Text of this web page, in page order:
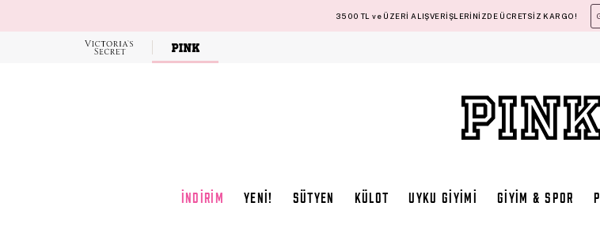
3500 TL ve ÜZERİ ALIŞVERİŞLERİNİZDE ÜCRETSİZ KARGO!
Victoria's
İNDİRİM YENİ! SÜTYEN KÜLOT UYKU GİYİMİ GİYİM & SPOR